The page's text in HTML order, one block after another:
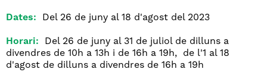
Dates: Del 26 de juny al 18 d'agost del 2023
Horari:
Del 26 de juny al 31 de juliol de dilluns a
divendres de 10h a 13h i de 16h a 19h, de l'1 al 18
d'agost de dilluns a divendres de 16h a 19h